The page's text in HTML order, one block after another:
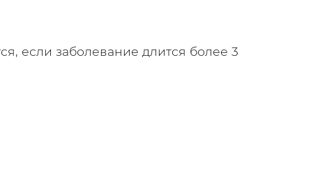
если заболевание длится более 3